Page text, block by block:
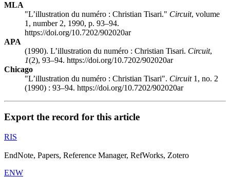
MLA
"L’illustration du numéro : Christian Tisari." Circuit, volume
1, number 2, 1990, p. 93–94.
https://doi.org/10.7202/902020ar
APA
(1990). L’illustration du numéro : Christian Tisari. Circuit,
1(2), 93–94. https://doi.org/10.7202/902020ar
Chicago
"L’illustration du numéro : Christian Tisari". Circuit1, no. 2
(1990) : 93–94. https://doi.org/10.7202/902020ar
Export the record for this article
RIS
EndNote, Papers, Reference Manager, RefWorks, Zotero
ENW